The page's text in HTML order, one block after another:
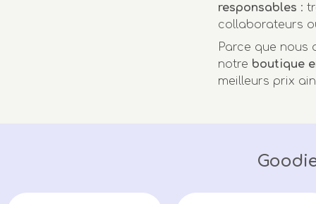
responsables :
collaborateurs
Parce que nous
notre boutique
meilleurs prix